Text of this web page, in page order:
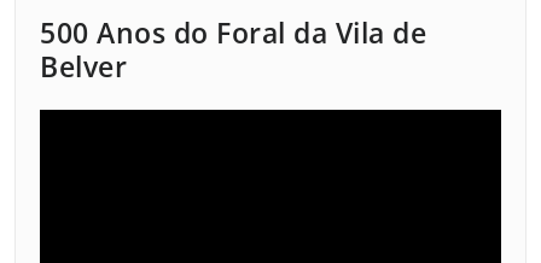
500 Anos do Foral da Vila de
Belver